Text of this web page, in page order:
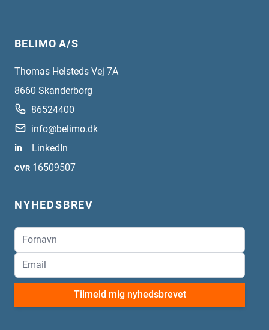
BELIMO A/S
Thomas Helsteds Vej 7A
8660 Skanderborg
86524400
info@belimo.dk
in
LinkedIn
CVR 16509507
NYHEDSBREV
Tilmeld mig nyhedsbrevet